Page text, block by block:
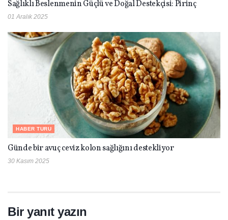
Sağlıklı Beslenmenin Güçlü ve Doğal Destekçisi: Pirinç
01 Aralık 2025
HABER TURU
Günde bir avuç ceviz kolon sağlığını destekliyor
30 Kasım 2025
Bir yanıt yazın